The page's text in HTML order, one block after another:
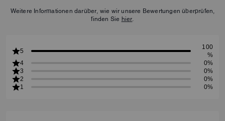
Weitere Informationen darüber, wie wir unsere Bewertungen überprüfen,
finden Sie hier.
5
100
%
4
0%
3
0%
2
0%
1
0%